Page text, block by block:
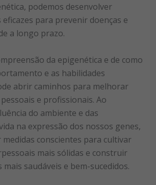
podemos desenvolver
para prevenir doenças e
a longo prazo.
da epigenética e de como
e as habilidades
abrir caminhos para melhorar
e profissionais. Ao
do ambiente e das
na expressão dos nossos genes,
conscientes para cultivar
mais sólidas e construir
saudáveis e bem-sucedidos.